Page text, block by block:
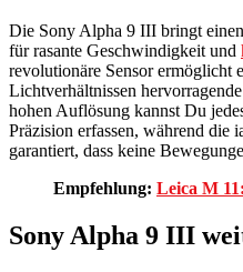
Die Sony Alpha 9 III bringt
für rasante Geschwindigkeit und
revolutionäre Sensor ermöglicht
Lichtverhältnissen
hohen Auflösung kannst Du
Präzision erfassen, während die
garantiert, dass keine
Empfehlung: Leica M
Sony Alpha 9 III